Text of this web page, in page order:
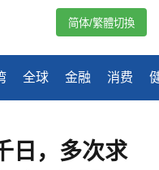
全球 金融 消费
简体/繁體切換
日，多次求